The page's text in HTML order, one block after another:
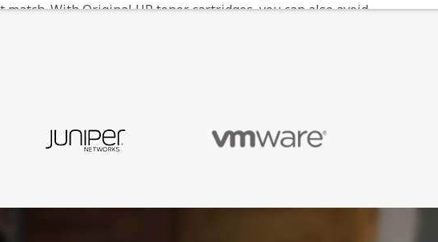
match. With Original HP toner cartridges, you can also avoid
12 Months Bring-In Warranty